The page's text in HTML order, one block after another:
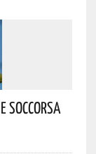
Soccorsa